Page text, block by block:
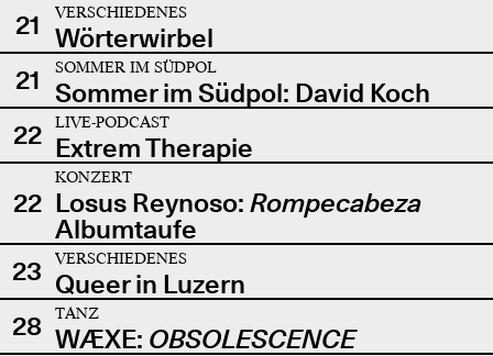
21
VERSCHIEDENES
Wörterwirbel
21
SOMMER IM SÜDPOL
Sommer im Südpol: David Koch
22
LIVE-PODCAST
Extrem Therapie
22
KONZERT
Losus Reynoso: Rompecabeza
Albumtaufe
23
VERSCHIEDENES
Queer in Luzern
28
TANZ
WÆXE: OBSOLESCENCE